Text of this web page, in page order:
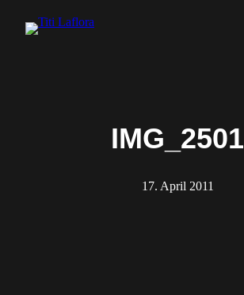
Inhalt
IMG_2501
17. April 2011